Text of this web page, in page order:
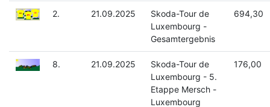
2. 21.09.2025
Skoda-Tour de
Luxembourg -
Gesamtergebnis
694,30
8. 21.09.2025
Skoda-Tour de
Luxembourg - 5.
Etappe Mersch -
Luxembourg
176,00